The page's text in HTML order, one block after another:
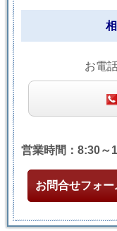
お電
営業時間：8:30～
お問合せフォー